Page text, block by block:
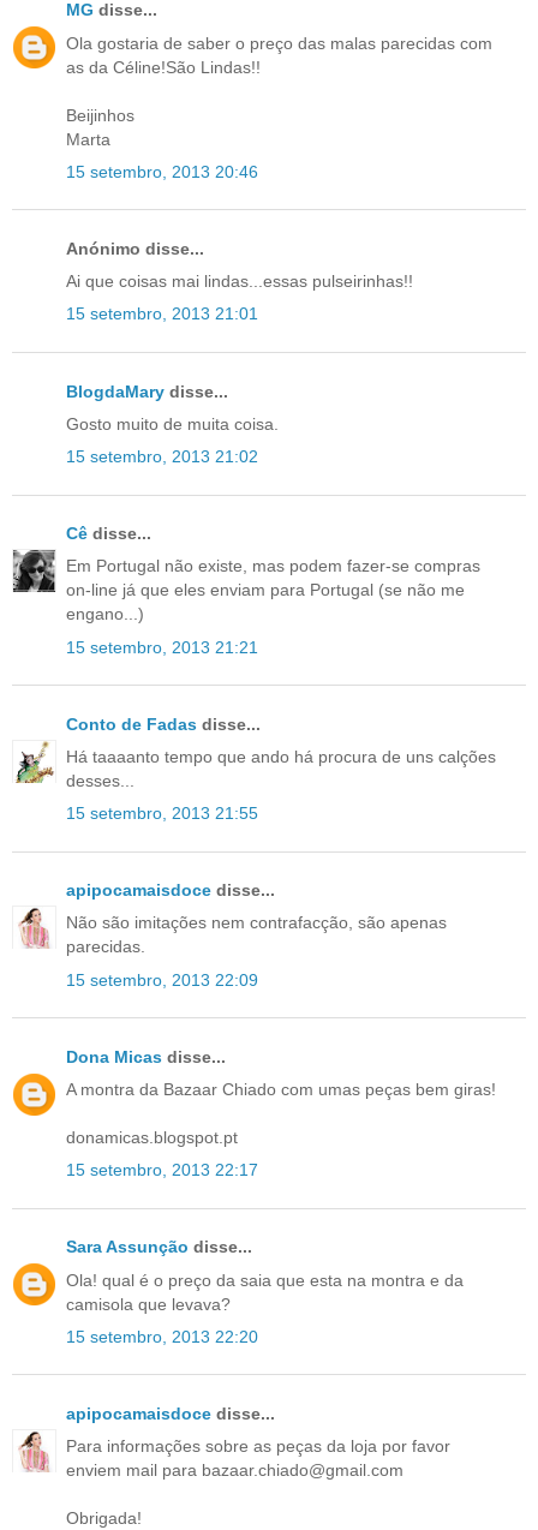
MG disse...
Ola gostaria de saber o preço das malas parecidas com
as da Céline!São Lindas!!
Beijinhos
Marta
15 setembro, 2013 20:46
Anónimo disse...
Ai que coisas mai lindas...essas pulseirinhas!!
15 setembro, 2013 21:01
BlogdaMary disse...
Gosto muito de muita coisa.
15 setembro, 2013 21:02
Cê disse...
Em Portugal não existe, mas podem fazer-se compras
on-line já que eles enviam para Portugal (se não me
engano...)
15 setembro, 2013 21:21
Conto de Fadas disse...
Há taaaanto tempo que ando há procura de uns calções
desses...
15 setembro, 2013 21:55
apipocamaisdoce disse...
Não são imitações nem contrafacção, são apenas
parecidas.
15 setembro, 2013 22:09
Dona Micas disse...
A montra da Bazaar Chiado com umas peças bem giras!
donamicas.blogspot.pt
15 setembro, 2013 22:17
Sara Assunção disse...
Ola! qual é o preço da saia que esta na montra e da
camisola que levava?
15 setembro, 2013 22:20
apipocamaisdoce disse...
Para informações sobre as peças da loja por favor
enviem mail para bazaar.chiado@gmail.com
Obrigada!